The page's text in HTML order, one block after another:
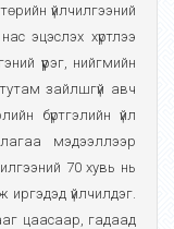
үйлчилгээний
эцэслэх хүртлээ
үүрэг, нийгмийн
зайлшгүй авч
бүртгэлийн үйл
мэдээллээр
70 хувь нь
иргэдэд үйлчилдэг.
цаасаар, гадаад